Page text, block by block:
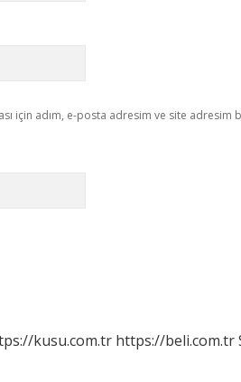
için adım, e-posta adresim ve site adresim
kusu.com.tr https://beli.com.tr